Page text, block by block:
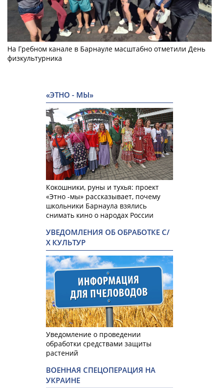
На Гребном канале в Барнауле масштабно отметили День
физкультурника
«ЭТНО - МЫ»
Кокошники, руны и тухья: проект
«Этно -мы» рассказывает, почему
школьники Барнаула взялись
снимать кино о народах России
УВЕДОМЛЕНИЯ ОБ ОБРАБОТКЕ С/
Х КУЛЬТУР
Уведомление о проведении
обработки средствами защиты
растений
ВОЕННАЯ СПЕЦОПЕРАЦИЯ НА
УКРАИНЕ